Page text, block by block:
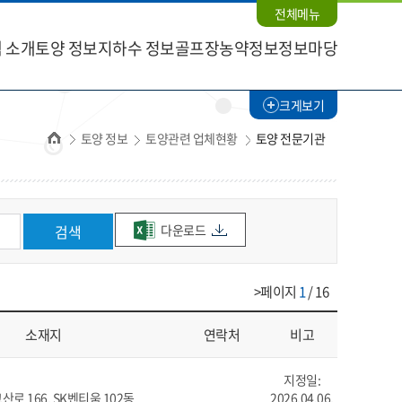
소개토양 정보지하수 정보골프장농약정보정보마당
전체메뉴
홈 토양 정보 토양관련 업체현황 토양 전문기관
크게보기
검색 다운로드
>페이지 1/ 16
소재지 연락처 비고
로 166, SK벤티움 102동
지정일:
2026.04.06.